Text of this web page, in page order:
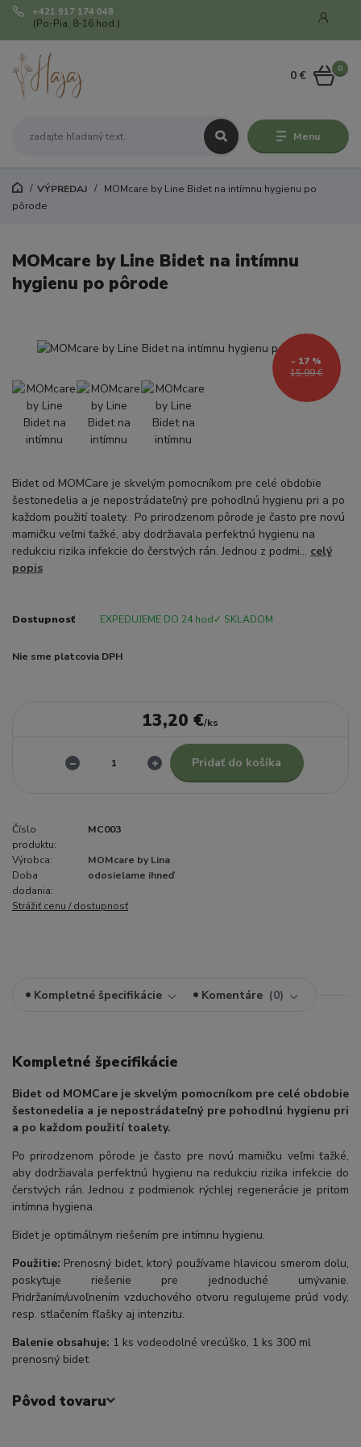
Menu
+421 917 174 048
(Po-Pia, 8-16 hod.)
0
0 €
VÝPREDAJ
MOMcare by Line Bidet na intímnu hygienu po
pôrode
MOMcare by Line Bidet na intímnu
hygienu po pôrode
15,99 €
- 17 %
Bidet od MOMCare je skvelým pomocníkom pre celé obdobie
šestonedelia a je nepostrádateľný pre pohodlnú hygienu pri a po
každom použití toalety. Po prirodzenom pôrode je často pre novú
mamičku veľmi ťažké, aby dodržiavala perfektnú hygienu na
redukciu rizika infekcie do čerstvých rán. Jednou z podmi... celý
popis
Dostupnosť EXPEDUJEME DO 24 hod✓ SKLADOM
Nie sme platcovia DPH
13,20 €/ks
Pridať do košíka
Číslo
produktu:
MC003
Výrobca:
MOMcare by Lina
Doba
dodania:
odosielame ihneď
Strážiť cenu / dostupnosť
Kompletné špecifikácie Komentáre 0
Kompletné špecifikácie
Bidet od MOMCare je skvelým pomocníkom pre celé obdobie
šestonedelia a je nepostrádateľný pre pohodlnú hygienu pri
a po každom použití toalety.
Po prirodzenom pôrode je často pre novú mamičku veľmi ťažké,
aby dodržiavala perfektnú hygienu na redukciu rizika infekcie do
čerstvých rán. Jednou z podmienok rýchlej regenerácie je pritom
intímna hygiena.
Bidet je optimálnym riešením pre intímnu hygienu.
Použitie: Prenosný bidet, ktorý používame hlavicou smerom dolu,
poskytuje riešenie pre jednoduché umývanie.
Pridržaním/uvoľnením vzduchového otvoru regulujeme prúd vody,
resp. stlačením fľašky aj intenzitu.
Balenie obsahuje: 1 ks vodeodolné vrecúško, 1 ks 300 ml
prenosný bidet
Pôvod tovaru